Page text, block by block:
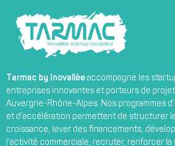
Tarmac by Inovallée accompagne les
entreprises innovantes et porteurs de
Auvergne-Rhône-Alpes. Nos programmes
et d’accélération permettent de structurer la
croissance, lever des financements,
l’activité commerciale, recruter, renforcer la